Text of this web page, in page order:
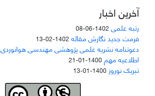
آخرین اخبار
رتبه علمی 1402-06-08
فرمت جدید نگارش مقاله 1402-02-13
دعوتنامه نشریه علمی پژوهشی مهندسی هوانوردی
اطلاعیه مهم1400-01-21
تبریک نوروز 1400-01-13